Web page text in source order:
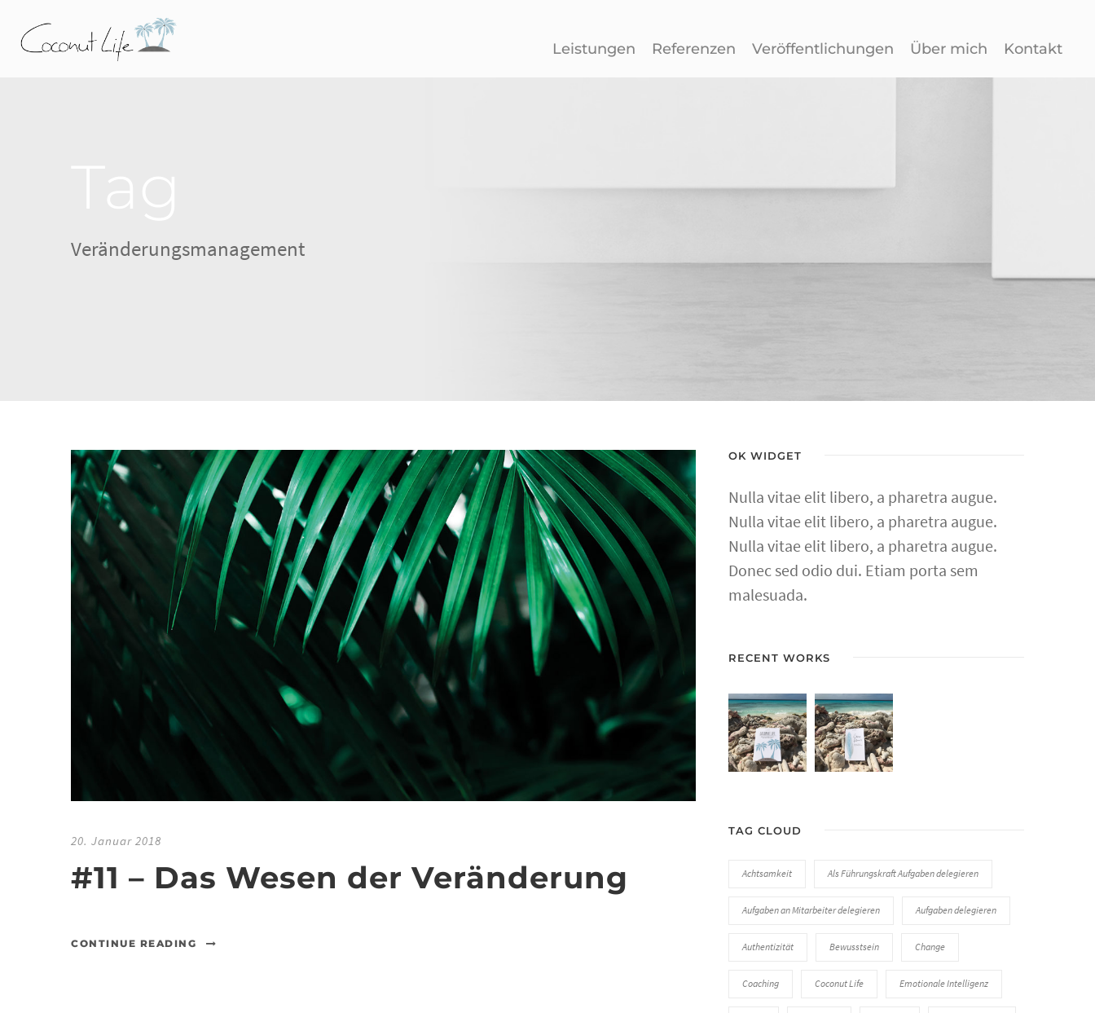
Leistungen Referenzen Veröffentlichungen Über mich Kontakt
Veränderungsmanagement
20. Januar 2018
#11 – Das Wesen der Veränderung
CONTINUE READING
OK WIDGET
Nulla vitae elit libero, a pharetra augue.
Nulla vitae elit libero, a pharetra augue.
Nulla vitae elit libero, a pharetra augue.
Donec sed odio dui. Etiam porta sem
malesuada.
RECENT WORKS
TAG CLOUD
Achtsamkeit Als Führungskraft Aufgaben delegieren
Aufgaben an Mitarbeiter delegieren Aufgaben delegieren
Authentizität Bewusstsein Change
Coaching Coconut Life Emotionale Intelligenz